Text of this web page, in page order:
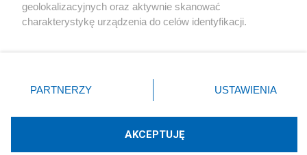
geolokalizacyjnych oraz aktywnie skanować
charakterystykę urządzenia do celów identyfikacji.
zmienić/wycofać klikając przycisk ustawień prywatności
znajdujący się w lewym dolnym rogu strony
rodzaje przetwarzania danych nie wymagają zgody
użytkownika, ale masz prawo sprzeciwić się takiemu
PARTNERZY USTAWIENIA
AKCEPTUJĘ